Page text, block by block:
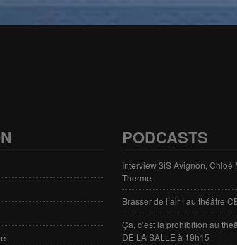
PODCASTS
Interview 3iS Avignon, Chloé
Therme
Brasser de l’air ! au théâtre
Ça, c’est la prohibition au
DE LA SALLE à 19h15